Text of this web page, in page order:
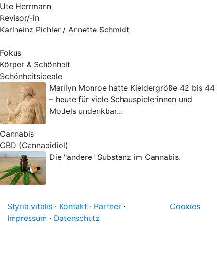
Ute Herrmann
Revisor/-in
Karlheinz Pichler / Annette Schmidt
Fokus
Körper & Schönheit
Schönheitsideale
Marilyn Monroe hatte Kleidergröße 42 bis 44
– heute für viele Schauspielerinnen und
Models undenkbar...
Cannabis
CBD (Cannabidiol)
Die "andere" Substanz im Cannabis.
Styria vitalis · Kontakt · Partner ·
Impressum · Datenschutz
Cookies